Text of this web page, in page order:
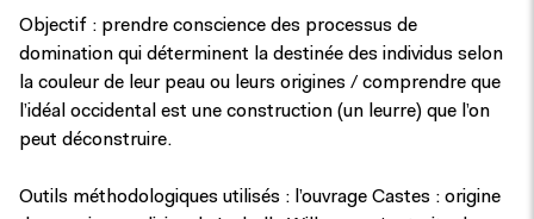
Objectif : prendre conscience des processus de
domination qui déterminent la destinée des individus selon
la couleur de leur peau ou leurs origines / comprendre que
l’idéal occidental est une construction (un leurre) que l’on
peut déconstruire.
Outils méthodologiques utilisés : l’ouvrage Castes : origine